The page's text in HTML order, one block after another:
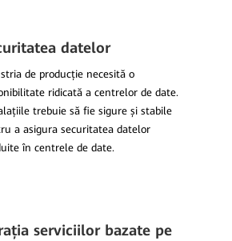
datelor
de producție necesită o
ridicată a centrelor de date.
trebuie să fie sigure și stabile
a asigura securitatea datelor
în centrele de date.
serviciilor bazate pe